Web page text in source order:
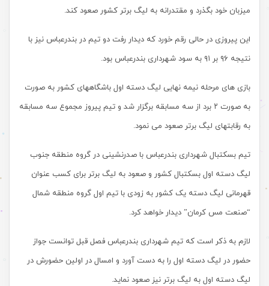
میزبان خود بگذرد و مقتدرانه به لیگ برتر کشور صعود کند.
این پیروزی در حالی رقم خورد که دیدار رفت دو تیم در بندرعباس نیز با
نتیجه ۹۶ بر ۹۱ به سود شهرداری بندرعباس بود.
بازی های مرحله نیمه نهایی لیگ دسته اول باشگاههای کشور به صورت
به صورت ۲ برد از سه مسابقه برگزار شد و تیم پیروز مجموع سه مسابقه
به رقابتهای لیگ برتر صعود می نمود.
تیم بسکتبال شهرداری بندرعباس با صدرنشینی در گروه منطقه جنوب
لیگ دسته اول بسکتبال کشور و صعود به لیگ برتر برای کسب عنوان
قهرمانی لیگ دسته یک کشور به زودی با تیم اول گروه منطقه شمال
“صنعت مس کرمان” دیدار خواهد کرد.
لازم به ذکر است که تیم شهرداری بندرعباس فصل قبل توانست جواز
حضور در لیگ دسته اول را به دست آورد و امسال در اولین حضورش در
لیگ دسته اول به لیگ برتر نیز صعود نماید.